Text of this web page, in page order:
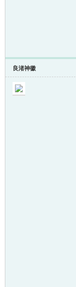
良渚神徽